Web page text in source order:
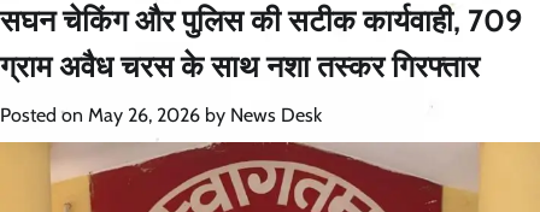
सघन चेकिंग और पुलिस की सटीक कार्यवाही, 709
ग्राम अवैध चरस के साथ नशा तस्कर गिरफ्तार
Posted on May 26, 2026 by News Desk